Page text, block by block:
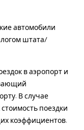
автомобили
штата/
в аэропорт и
В случае
поездки
коэффициентов.